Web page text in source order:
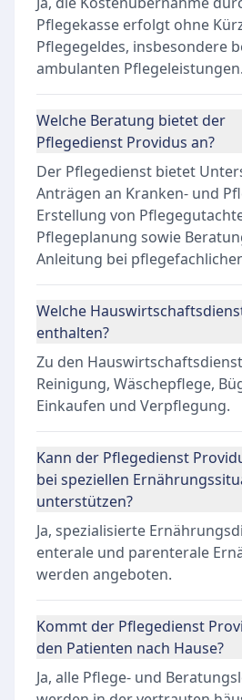
Pflegekasse erfolgt ohne
Pflegegeldes, insbesondere
ambulanten Pflegeleistungen.
Welche Beratung bietet der
Pflegedienst Providus an?
Der Pflegedienst bietet
Anträgen an Kranken- und
Erstellung von
Pflegeplanung sowie
Anleitung bei
Welche
enthalten?
Zu den
Reinigung, Wäschepflege,
Einkaufen und Verpflegung.
Kann der Pflegedienst
bei speziellen
unterstützen?
Ja, spezialisierte
enterale und parenterale
werden angeboten.
Kommt der Pflegedienst
den Patienten nach Hause?
Ja, alle Pflege- und